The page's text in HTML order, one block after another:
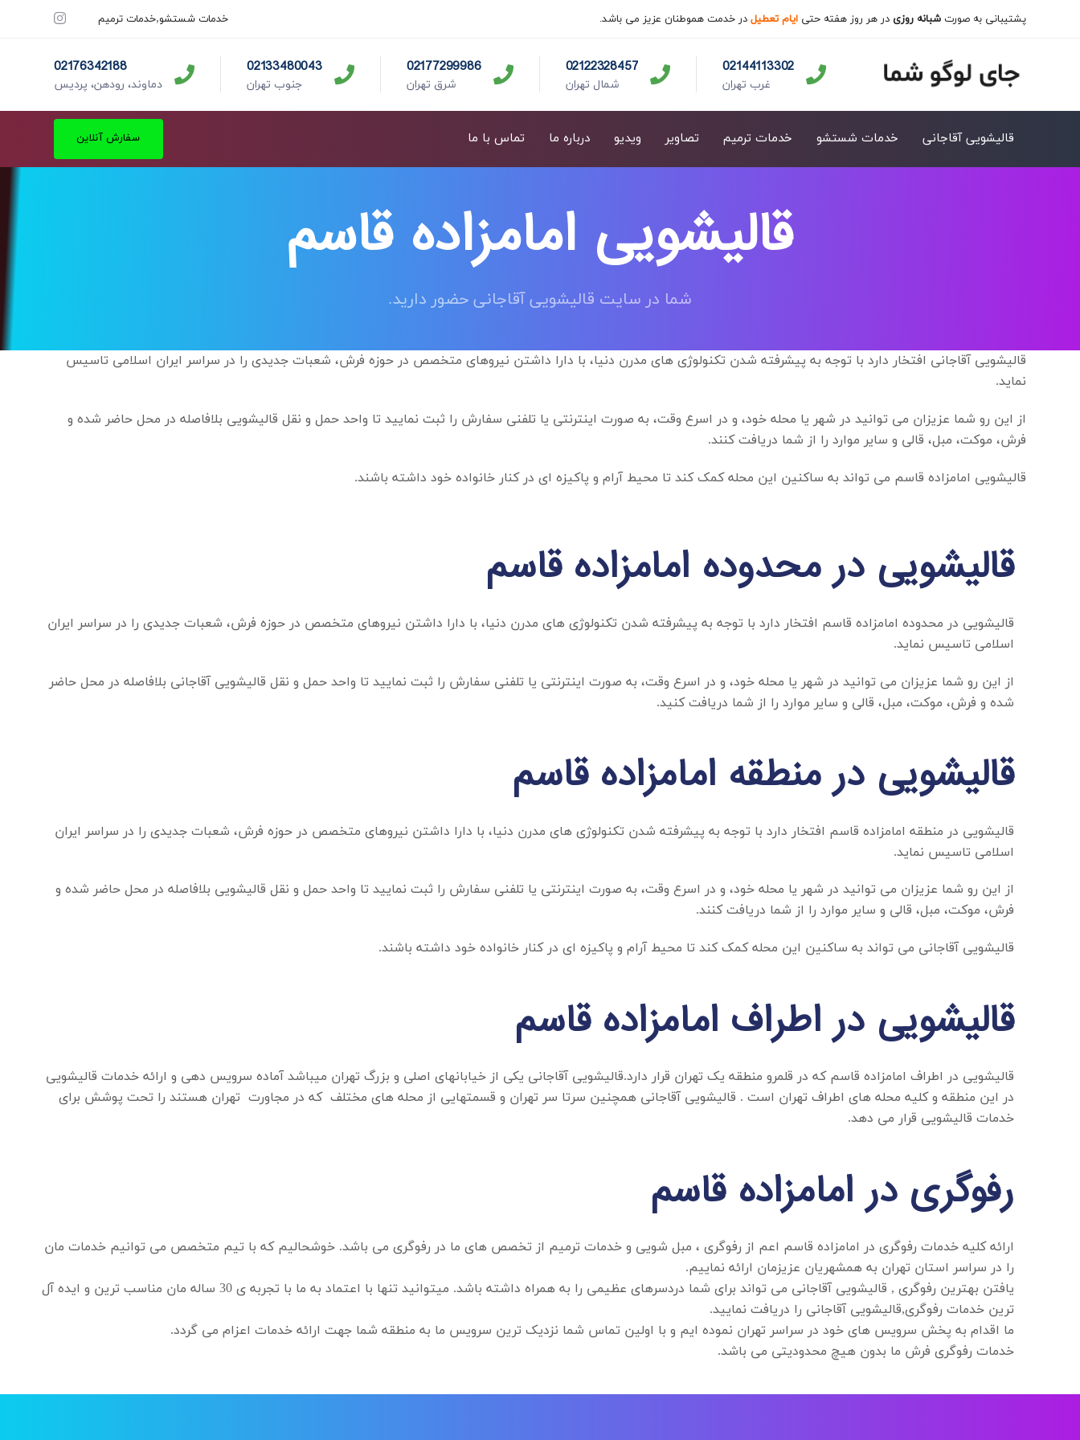
پشتیبانی به صورت شبانه روزی در هر روز هفته حتی ایام تعطیل در خدمت هموطنان عزیز می باشد. خدمات شستشو خدمات ترمیم
02144113302
غرب تهران
02122328457
شمال تهران
02177299986
شرق تهران
02133480043
جنوب تهران
02176342188
دماوند، رودهن، پردیس
قالیشویی آقاجانی خدمات شستشو خدمات ترمیم تصاویر ویدیو درباره ما تماس با ما سفارش آنلاین
قالیشویی امامزاده قاسم
شما در سایت قالیشویی آقاجانی حضور دارید.
قالیشویی آقاجانی افتخار دارد با توجه به پیشرفته شدن تکنولوژی های مدرن دنیا، با دارا داشتن نیروهای متخصص در حوزه فرش، شعبات جدیدی را در سراسر ایران اسلامی تاسیس
نماید.
از این رو شما عزیزان می توانید در شهر یا محله خود، و در اسرع وقت، به صورت اینترنتی یا تلفنی سفارش را ثبت نمایید تا واحد حمل و نقل قالیشویی بلافاصله در محل حاضر شده و
فرش، موکت، مبل، قالی و سایر موارد را از شما دریافت کنند.
قالیشویی امامزاده قاسم می تواند به ساکنین این محله کمک کند تا محیط آرام و پاکیزه ای در کنار خانواده خود داشته باشند.
قالیشویی در محدوده امامزاده قاسم
قالیشویی در محدوده امامزاده قاسم افتخار دارد با توجه به پیشرفته شدن تکنولوژی های مدرن دنیا، با دارا داشتن نیروهای متخصص در حوزه فرش، شعبات جدیدی را در سراسر ایران
اسلامی تاسیس نماید.
از این رو شما عزیزان می توانید در شهر یا محله خود، و در اسرع وقت، به صورت اینترنتی یا تلفنی سفارش را ثبت نمایید تا واحد حمل و نقل قالیشویی آقاجانی بلافاصله در محل حاضر
شده و فرش، موکت، مبل، قالی و سایر موارد را از شما دریافت کنید.
قالیشویی در منطقه امامزاده قاسم
قالیشویی در منطقه امامزاده قاسم افتخار دارد با توجه به پیشرفته شدن تکنولوژی های مدرن دنیا، با دارا داشتن نیروهای متخصص در حوزه فرش، شعبات جدیدی را در سراسر ایران
اسلامی تاسیس نماید.
از این رو شما عزیزان می توانید در شهر یا محله خود، و در اسرع وقت، به صورت اینترنتی یا تلفنی سفارش را ثبت نمایید تا واحد حمل و نقل قالیشویی بلافاصله در محل حاضر شده و
فرش، موکت، مبل، قالی و سایر موارد را از شما دریافت کنند.
قالیشویی آقاجانی می تواند به ساکنین این محله کمک کند تا محیط آرام و پاکیزه ای در کنار خانواده خود داشته باشند.
قالیشویی در اطراف امامزاده قاسم
قالیشویی در اطراف امامزاده قاسم که در قلمرو منطقه یک تهران قرار دارد.قالیشویی آقاجانی یکی از خیابانهای اصلی و بزرگ تهران میباشد آماده سرویس دهی و ارائه خدمات قالیشویی
در این منطقه و کلیه محله های اطراف تهران است . قالیشویی آقاجانی همچنین سرتا سر تهران و قسمتهایی از محله های مختلف که در مجاورت تهران هستند را تحت پوشش برای
خدمات قالیشویی قرار می دهد.
رفوگری در امامزاده قاسم
ارائه کلیه خدمات رفوگری در امامزاده قاسم اعم از رفوگری ، مبل شویی و خدمات ترمیم از تخصص های ما در رفوگری می باشد. خوشحالیم که با تیم متخصص می توانیم خدمات مان
را در سراسر استان تهران به همشهریان عزیزمان ارائه نماییم.
یافتن بهترین رفوگری , قالیشویی آقاجانی می تواند برای شما دردسرهای عظیمی را به همراه داشته باشد. میتوانید تنها با اعتماد به ما با تجربه ی 30 ساله مان مناسب ترین و ایده آل
ترین خدمات رفوگری,قالیشویی آقاجانی را دریافت نمایید.
ما اقدام به پخش سرویس های خود در سراسر تهران نموده ایم و با اولین تماس شما نزدیک ترین سرویس ما به منطقه شما جهت ارائه خدمات اعزام می گردد.
خدمات رفوگری فرش ما بدون هیچ محدودیتی می باشد.